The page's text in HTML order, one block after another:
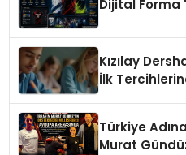
Dijital Forma
Kızılay
İlk
Türkiye
Murat